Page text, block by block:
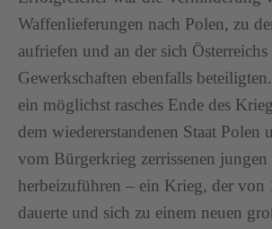
Waffenlieferungen nach Polen, zu
aufriefen und an der sich Österreichs
Gewerkschaften ebenfalls
ein möglichst rasches Ende des
dem wiedererstandenen Staat Polen
vom Bürgerkrieg zerrissenen
herbeizuführen – ein Krieg, der von
dauerte und sich zu einem neuen